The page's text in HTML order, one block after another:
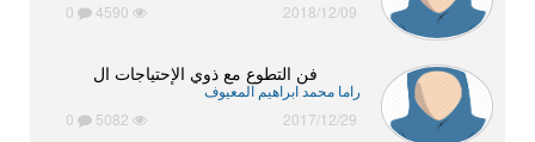
2018/12/09
فن التطوع مع ذوي الإحتياجات ال
راما محمد ابراهيم المعيوف
2017/12/29